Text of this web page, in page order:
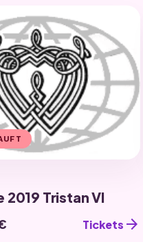
2019 Tristan VI
Tickets arrow_forward